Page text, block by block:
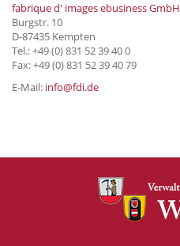
fabrique d' images ebusiness GmbH
Burgstr. 10
D-87435 Kempten
Tel.: +49 (0) 831 52 39 40 0
Fax: +49 (0) 831 52 39 40 79
E-Mail: info@fdi.de